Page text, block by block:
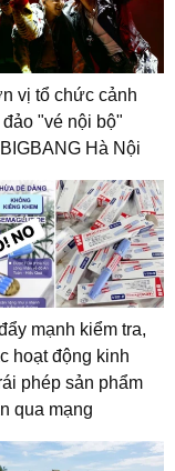
vị tổ chức cảnh
"vé nội bộ"
Hà Nội
mạnh kiểm tra,
hoạt động kinh
phép sản phẩm
qua mạng